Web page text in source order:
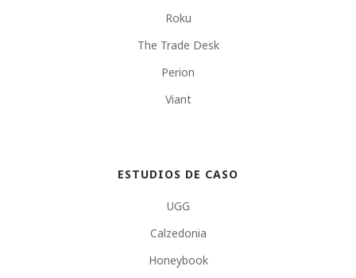
Roku
The Trade Desk
Perion
Viant
ESTUDIOS DE CASO
UGG
Calzedonia
Honeybook